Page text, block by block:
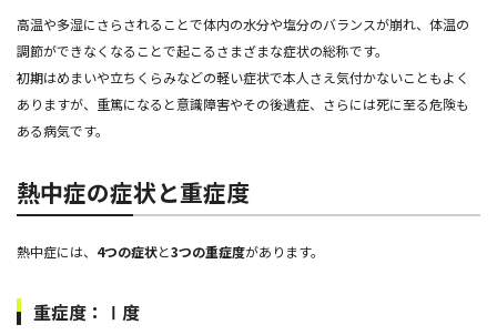
高温や多湿にさらされることで体内の水分や塩分のバランスが崩れ、体温の
調節ができなくなることで起こるさまざまな症状の総称です。
初期はめまいや立ちくらみなどの軽い症状で本人さえ気付かないこともよく
ありますが、重篤になると意識障害やその後遺症、さらには死に至る危険も
ある病気です。
熱中症の症状と重症度
熱中症には、 4つの症状と3つの重症度があります。
重症度：Ⅰ度